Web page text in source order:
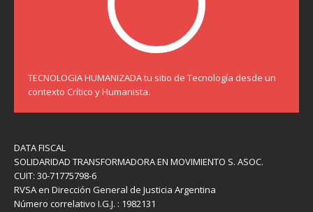
TECNOLOGIA HUMANIZADA tu sitio de Tecnología desde un
contexto Crítico y Humanista.
DATA FISCAL
SOLIDARIDAD TRANSFORMADORA EN MOVIMIENTO S. ASOC.
CUIT: 30-71775798-6
RVSA en Dirección General de Justicia Argentina
Número correlativo I.G.J. : 1982131